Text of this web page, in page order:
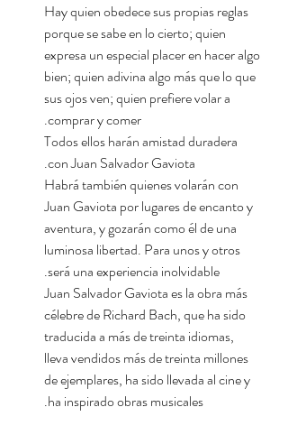
Hay quien obedece sus propias reglas
porque se sabe en lo cierto; quien
expresa un especial placer en hacer algo
bien; quien adivina algo más que lo que
sus ojos ven; quien prefiere volar a
comprar y comer.
Todos ellos harán amistad duradera
con Juan Salvador Gaviota.
Habrá también quienes volarán con
Juan Gaviota por lugares de encanto y
aventura, y gozarán como él de una
luminosa libertad. Para unos y otros
será una experiencia inolvidable.
Juan Salvador Gaviota es la obra más
célebre de Richard Bach, que ha sido
traducida a más de treinta idiomas,
lleva vendidos más de treinta millones
de ejemplares, ha sido llevada al cine y
ha inspirado obras musicales.